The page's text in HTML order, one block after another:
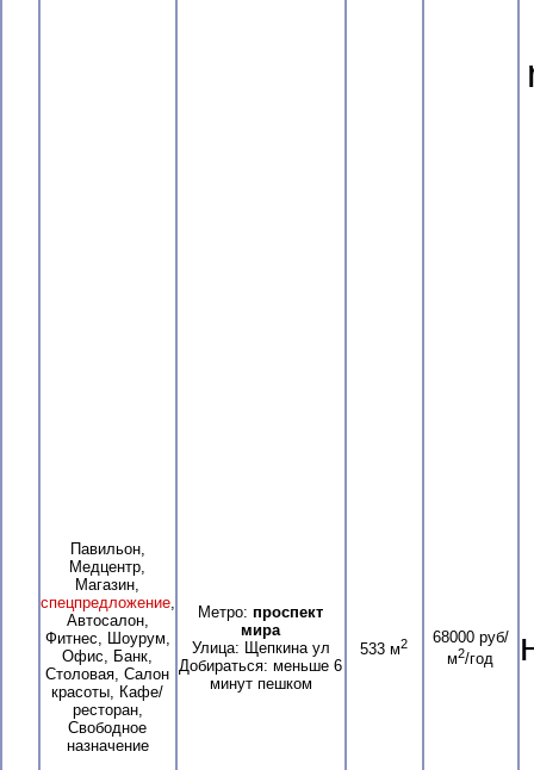
Павильон,
Медцентр,
Магазин,
спецпредложение,
Автосалон,
Фитнес, Шоурум,
Офис, Банк,
Столовая, Салон
красоты, Кафе/
ресторан,
Свободное
назначение
Метро: проспект
мира
Улица: Щепкина ул
Добираться: меньше 6
минут пешком
533 м2
68000 руб/
м2/год